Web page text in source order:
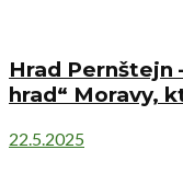
Hrad Pernštejn
hrad“ Moravy,
22.5.2025